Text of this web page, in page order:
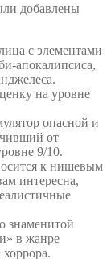
добавлены
с элементами
апокалипсиса,
на уровне
опасной и
от
9/10.
к нишевым
интересна,
знаменитой
в жанре